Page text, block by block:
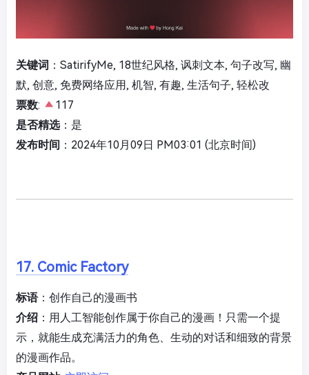
关键词 ：SatirifyMe, 18世纪风格, 讽刺文本, 句子改写, 幽
默, 创意, 免费网络应用, 机智, 有趣, 生活句子, 轻松改
票数:
117
是否精选：是
发布时间 ：2024年10月09日 PM03:01 (北京时间)
17. Comic Factory
标语：创作自己的漫画书
介绍 ：用人工智能创作属于你自己的漫画！只需一个提
示，就能生成充满活力的角色、生动的对话和细致的背景
的漫画作品。